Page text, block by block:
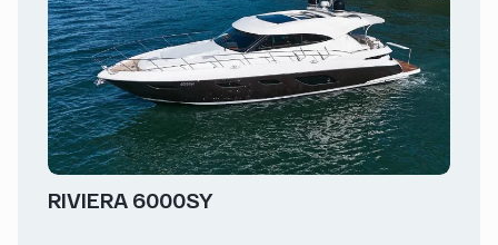
RIVIERA 6000SY